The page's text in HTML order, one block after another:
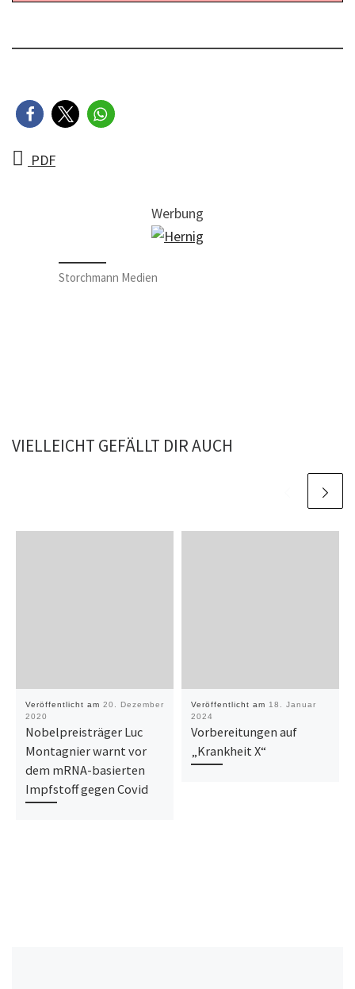
PDF
Werbung
Storchmann Medien
VIELLEICHT GEFÄLLT DIR AUCH
Veröffentlicht am 20. Dezember
2020
Nobelpreisträger Luc
Montagnier warnt vor
dem mRNA-basierten
Impfstoff gegen Covid
Veröffentlicht am 18. Januar
2024
Vorbereitungen auf
„Krankheit X“